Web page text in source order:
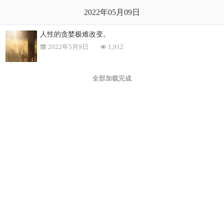
2022年05月09日
人性的贪婪极难改变。
2022年5月9日
1,912
全部加载完成